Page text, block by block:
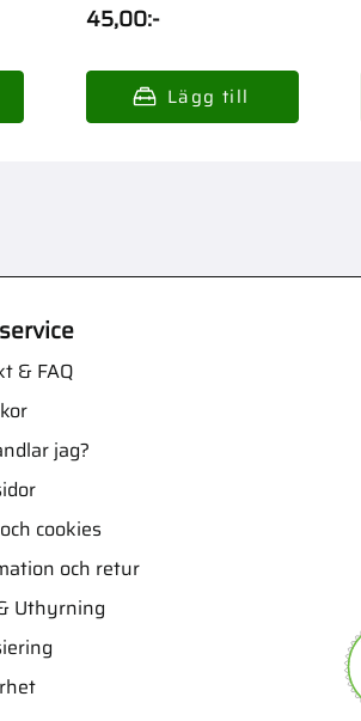
45,00:-
& FAQ
jag?
cookies
och retur
Uthyrning